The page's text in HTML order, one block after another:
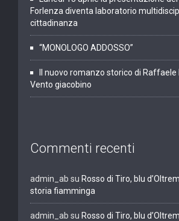
Forlenza diventa laboratorio
cittadinanza
“MONOLOGO ADDOSSO”
Il nuovo romanzo storico di Raffaele
Vento giacobino
Commenti recenti
admin_ab su Rosso di Tiro, blu
storia fiamminga
admin_ab su Rosso di Tiro, blu